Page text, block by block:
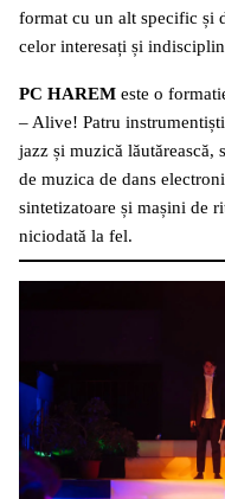
format cu un alt specific și
celor interesați și
PC HAREM este o
– Alive! Patru
jazz și muzică lăutărească,
de muzica de dans
sintetizatoare și mașini de
niciodată la fel.